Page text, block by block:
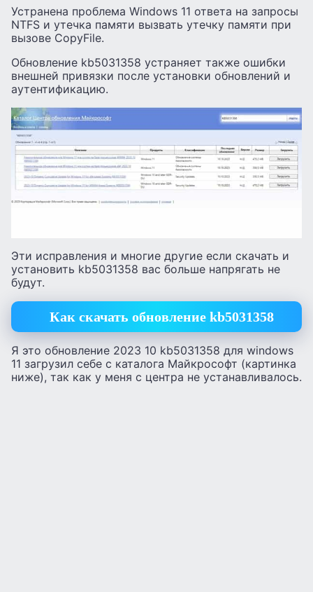
Устранена проблема Windows 11 ответа на запросы
NTFS и утечка памяти вызвать утечку памяти при
вызове CopyFile.
Обновление kb5031358 устраняет также ошибки
внешней привязки после установки обновлений и
аутентификацию.
Эти исправления и многие другие если скачать и
установить kb5031358 вас больше напрягать не
будут.
Как скачать обновление kb5031358
Я это обновление 2023 10 kb5031358 для windows
11 загрузил себе с каталога Майкрософт (картинка
ниже), так как у меня с центра не устанавливалось.